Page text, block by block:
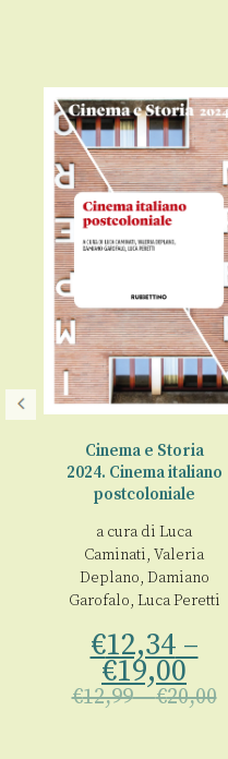
Cinema e Storia
2024. Cinema italiano
postcoloniale
a cura di Luca
Caminati, Valeria
Deplano, Damiano
Garofalo, Luca Peretti
€12,34–
€19,00
€12,99–€20,00